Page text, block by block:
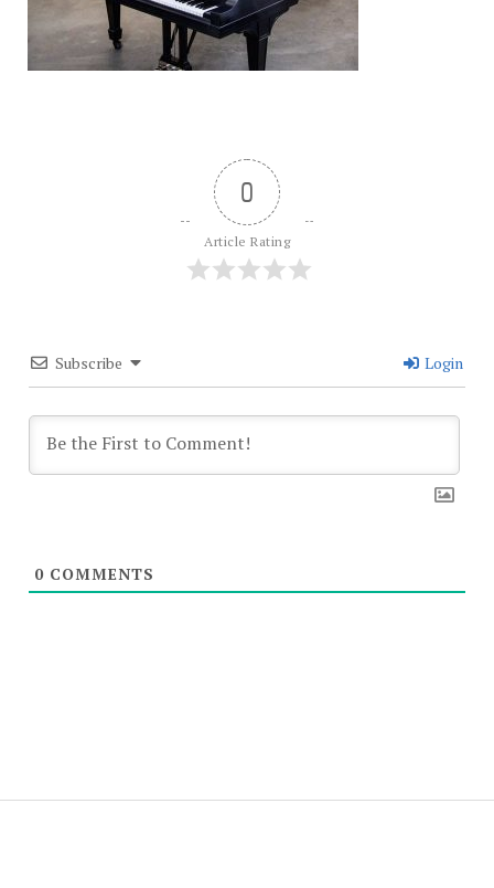
0
Article Rating
Subscribe Login
0COMMENTS